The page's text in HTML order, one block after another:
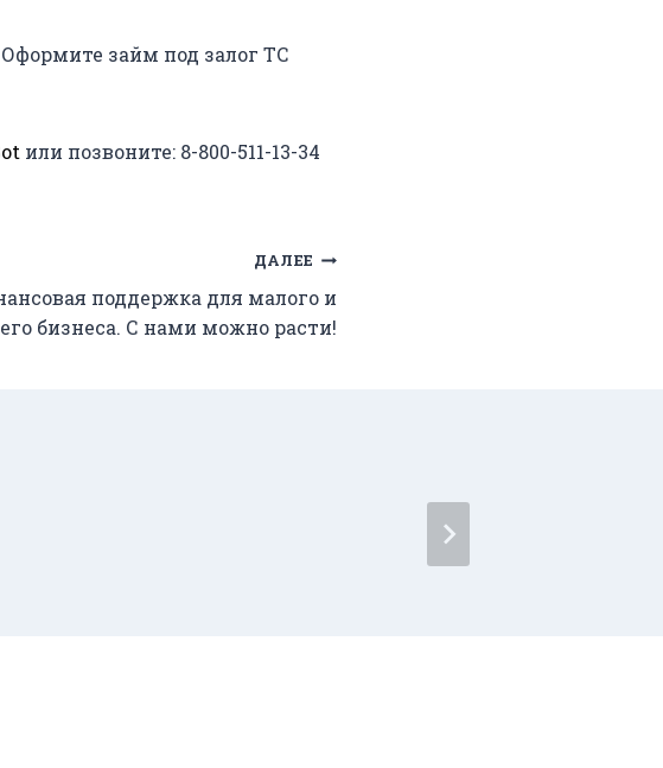
займ под залог ТС
или позвоните: 8-800-511-13-34
ДАЛЕЕ
поддержка для малого и
бизнеса. С нами можно расти!